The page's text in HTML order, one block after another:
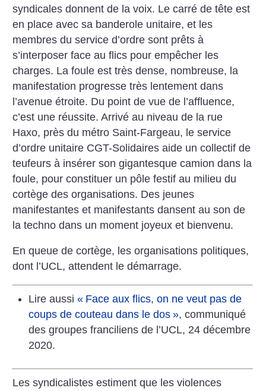
syndicales donnent de la voix. Le carré de tête est
en place avec sa banderole unitaire, et les
membres du service d’ordre sont prêts à
s’interposer face au flics pour empêcher les
charges. La foule est très dense, nombreuse, la
manifestation progresse très lentement dans
l’avenue étroite. Du point de vue de l’affluence,
c’est une réussite. Arrivé au niveau de la rue
Haxo, près du métro Saint-Fargeau, le service
d’ordre unitaire CGT-Solidaires aide un collectif de
teufeurs à insérer son gigantesque camion dans la
foule, pour constituer un pôle festif au milieu du
cortège des organisations. Des jeunes
manifestantes et manifestants dansent au son de
la techno dans un moment joyeux et bienvenu.
En queue de cortège, les organisations politiques,
dont l’UCL, attendent le démarrage.
Lire aussi « Face aux flics, on ne veut pas de
coups de couteau dans le dos », communiqué
des groupes franciliens de l’UCL, 24 décembre
2020.
Les syndicalistes estiment que les violences